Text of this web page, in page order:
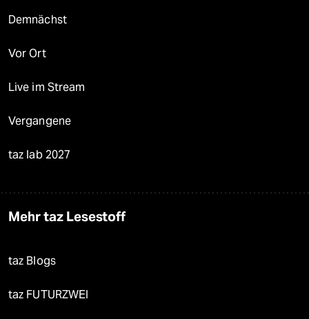
Demnächst
Vor Ort
Live im Stream
Vergangene
taz lab 2027
Mehr taz Lesestoff
taz Blogs
taz FUTURZWEI